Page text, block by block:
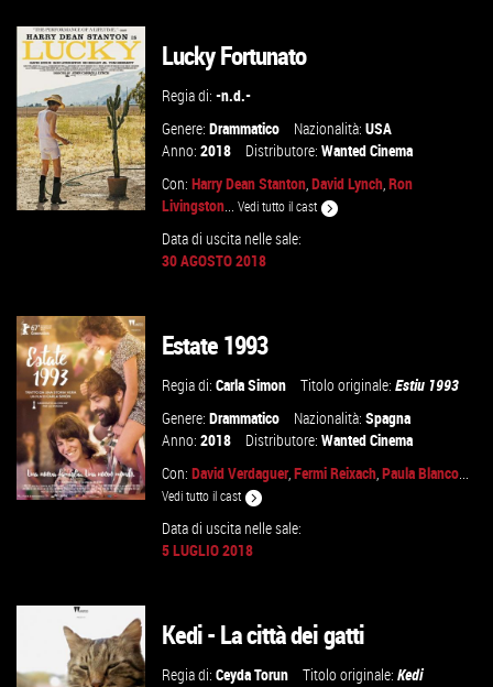
GUARDA IL TRAILER
VAI ALLA SCHEDA
VAI ALLA SCHEDA
Lucky Fortunato
Regia di:-n.d.-
Genere:Drammatico Nazionalità:USA
Anno:2018 Distributore:Wanted Cinema
Con:Harry Dean Stanton ,David Lynch ,Ron
Livingston ...Vedi tutto il cast
Data di uscita nelle sale:
30 AGOSTO 2018
VAI ALLA SCHEDA
Estate 1993
Regia di:Carla Simon Titolo originale:Estiu 1993
Genere:Drammatico Nazionalità:Spagna
Anno:2018 Distributore:Wanted Cinema
Con:David Verdaguer,Fermi Reixach ,Paula Blanco
Vedi tutto il cast
Data di uscita nelle sale:
5 LUGLIO 2018
Kedi - La città dei gatti
Regia di:Ceyda Torun Titolo originale:Kedi